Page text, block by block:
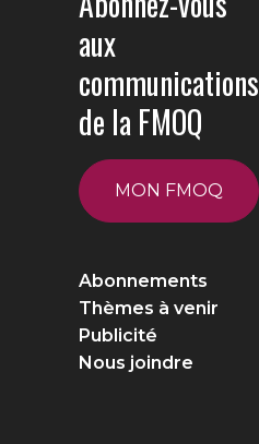
aux
communications
de la FMOQ
MON FMOQ
Abonnements
Thèmes à venir
Publicité
Nous joindre